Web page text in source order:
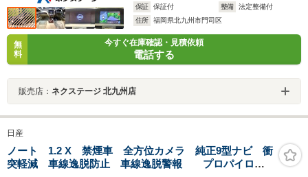
保証
保証付 整備
法定整備付
住所
福岡県北九州市門司区
無
料
今すぐ在庫確認・見積依頼
電話する
販売店： ネクステージ 北九州店
日産
ノート 1.2 X 禁煙車 全方位カメラ 純正9型ナビ 衝
突軽減 車線逸脱防止 車線逸脱警報 プロパイロッ